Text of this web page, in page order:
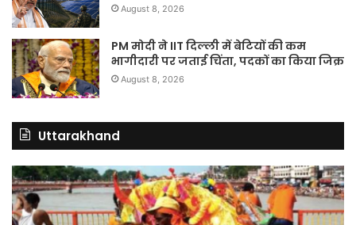
August 8, 2026
PM मोदी ने IIT दिल्ली में बेटियों की कम
भागीदारी पर जताई चिंता, पदकों का किया जिक्र
August 8, 2026
Uttarakhand